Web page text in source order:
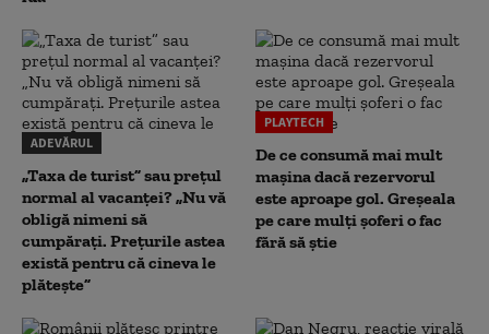
ADEVĂRUL
„Taxa de turist” sau prețul
normal al vacanței? „Nu vă
obligă nimeni să
cumpărați. Prețurile astea
există pentru că cineva le
plătește”
PLAYTECH
De ce consumă mai mult
mașina dacă rezervorul
este aproape gol. Greșeala
pe care mulți șoferi o fac
fără să știe